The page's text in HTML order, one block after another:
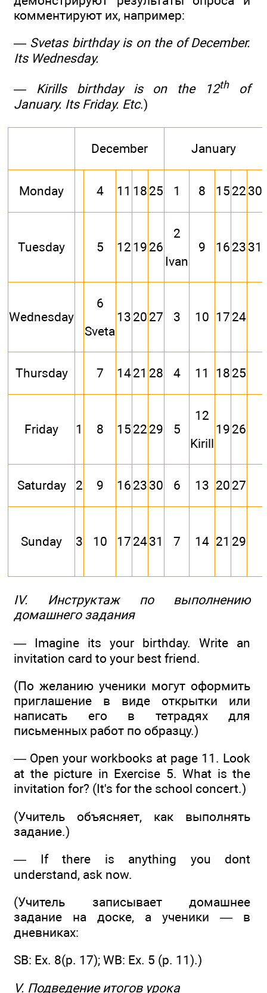
комментируют их, например:
— Svetas birthday is on the of December.
Its Wednesday.
— Kirills birthday is on the 12thof
January. Its Friday. Etc.)
December January
Monday 4 11 18 25 1 8 15 22 30
Tuesday 5 12 19 26
2
Ivan
9 16 23 31
Wednesday
6
Sveta
13 20 27 3 10 17 24
Thursday 7 1421 28 4 11 18 25
Friday 1 8 15 22 29 5
12
Kirill
19 26
Saturday 2 9 16 23 30 6 13 20 27
Sunday 3 10 17 2431 7 14 21 29
IV. Инструктаж по выполнению
домашнего задания
— Imagine its your birthday. Write an
invitation card to your best friend.
(По желанию ученики могут оформить
приглашение в виде открытки или
написать его в тетрадях для
письменных работ по образцу.)
— Open your workbooks at page 11. Look
at the picture in Exercise 5. What is the
invitation for? (It's for the school concert.)
(Учитель объясняет, как выполнять
задание.)
— If there is anything you dont
understand, ask now.
(Учитель записывает домашнее
задание на доске, а ученики — в
дневниках:
SB: Ex. 8(р. 17); WB: Ex. 5 (р. 11).)
V. Подведение итогов урока